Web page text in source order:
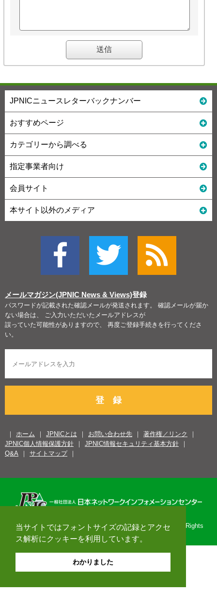
当サイトではフォントサイズの記録とアクセ
ス解析にクッキーを利用しています。
わかりました
JPNICニュースレターバックナンバー
おすすめページ
カテゴリーから調べる
指定事業者向け
会員サイト
本サイト以外のメディア
メールマガジン(JPNIC News & Views)登録
パスワードが記載された確認メールが発送されます。 確認メールが届か
ない場合は、 ご入力いただいたメールアドレスが
誤っていた可能性がありますので、 再度ご登録手続きを行ってくださ
い。
登 録
ホーム JPNICとは お問い合わせ先
著作権／リンク
JPNIC個人情報保護方針
JPNIC情報セキュリティ基本方針
Q&A
サイトマップ
Copyright© 1996-2026 Japan Network Information Center. All Rights
Reserved.